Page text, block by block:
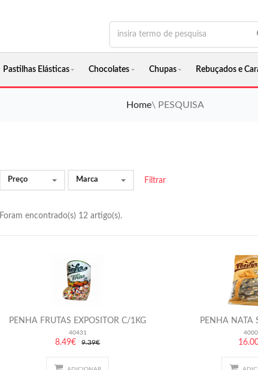
Pastilhas Elásticas Chocolates Chupas Rebuçados e
Home\ PESQUISA
Preço Marca Filtrar
Foram encontrado(s) 12 artigo(s).
PENHA FRUTAS EXPOSITOR C/1KG
40431
8.49€ 9.39€
PENHA NATA